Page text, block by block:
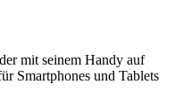
mit seinem Handy auf
Smartphones und Tablets